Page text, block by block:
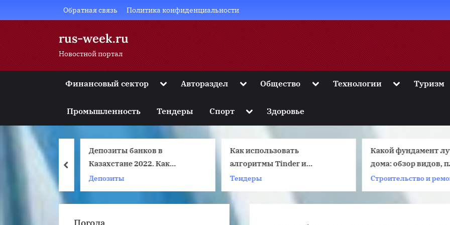
to
Обратная связь Политика конфиденциальности
rus-week.ru
Новостной портал
Финансовый сектор Toggle
menu
Toggle
menu
sub-
Автораздел ToggleОбщество ToggleТехнологии ToggleТуризм
Промышленность Тендеры Спорт Toggle
menu
Здоровье
Депозиты банков в
Казахстане 2022. Как
выбрать выгодный
депозит?
Депозиты
Как использовать
алгоритмы Tinder и
повысить шансы на удачное
знакомство
Тендеры
Какой фундамент
дома: обзор видов,
минусы каждого
Строительство и ремонт
prev